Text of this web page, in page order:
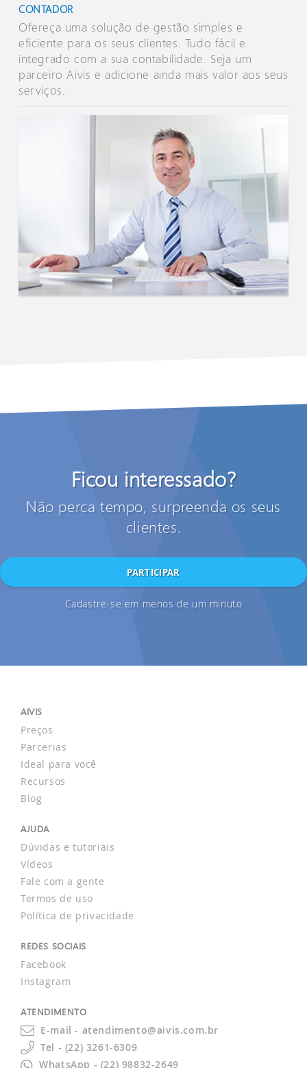
CONTADOR
Ofereça uma solução de gestão simples e
eficiente para os seus clientes. Tudo fácil e
integrado com a sua contabilidade. Seja um
parceiro Aivis e adicione ainda mais valor aos seus
serviços.
Ficou interessado?
Não perca tempo, surpreenda os seus
clientes.
PARTICIPAR
Cadastre-se em menos de um minuto
AIVIS
Preços
Parcerias
Ideal para você
Recursos
Blog
AJUDA
Dúvidas e tutoriais
Vídeos
Fale com a gente
Termos de uso
Política de privacidade
REDES SOCIAIS
Facebook
Instagram
ATENDIMENTO
E-mail - atendimento@aivis.com.br
Tel - (22) 3261-6309
WhatsApp - (22) 98832-2649